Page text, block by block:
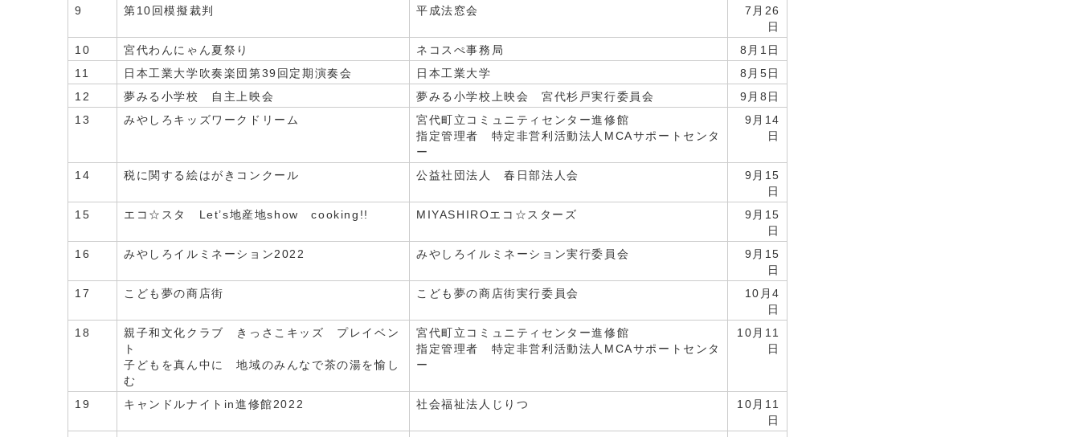
9
第10回模擬裁判 平成法窓会
7月26
日
10
宮代わんにゃん夏祭り ネコスぺ事務局
8月1日
11
日本工業大学吹奏楽団第39回定期演奏会 日本工業大学
8月5日
12
夢みる小学校 自主上映会 夢みる小学校上映会 宮代杉戸実行委員会
9月8日
13
みやしろキッズワークドリーム
宮代町立コミュニティセンター進修館
指定管理者 特定非営利活動法人MCAサポートセンタ
ー
9月14
日
14 税に関する絵はがきコンクール 公益社団法人 春日部法人会
9月15
日
15
エコ☆スタ Let’s地産地show cooking!! MIYASHIROエコ☆スターズ
9月15
日
16
みやしろイルミネーション2022 みやしろイルミネーション実行委員会
9月15
日
17
こども夢の商店街 こども夢の商店街実行委員会
10月4
日
18
親子和文化クラブ きっさこキッズ プレイベン
ト
子どもを真ん中に 地域のみんなで茶の湯を愉し
む
宮代町立コミュニティセンター進修館
指定管理者 特定非営利活動法人MCAサポートセンタ
ー
10月11
日
19 キャンドルナイトin進修館2022 社会福祉法人じりつ
10月11
日